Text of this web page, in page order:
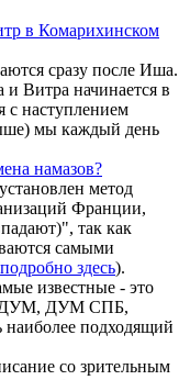
в Комарихинском
сразу после Иша.
Витра начинается в
с наступлением
мы каждый день
намазов?
метод
Франции,
так как
самыми
подробно здесь).
известные - это
ДУМ СПБ,
подходящий
со зрительным